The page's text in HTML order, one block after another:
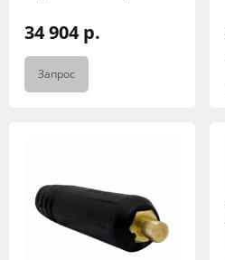
34 904 р.
Запрос